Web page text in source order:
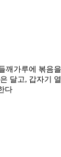
깨가루에 볶음
달고, 갑자기
다